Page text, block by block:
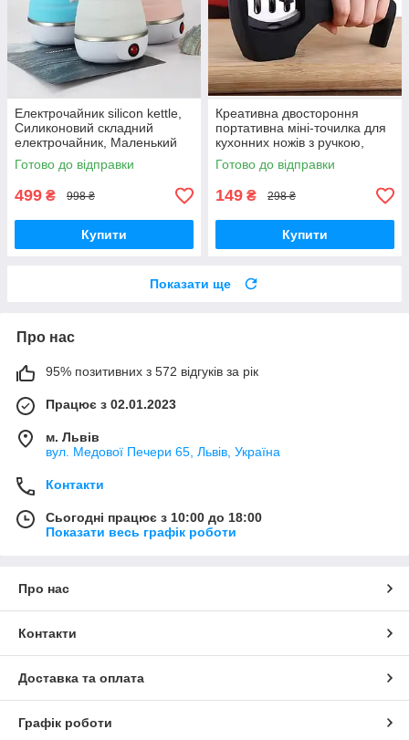
Електрочайник silicon kettle,
Силиконовий складний
електрочайник, Маленький
електрочайник, Портативний
чайник
Готово до відправки
499 ₴ 998 ₴
Купити
Креативна двостороння
портативна міні-точилка для
кухонних ножів з ручкою,
пластикова універсальна
ножеточка
Готово до відправки
149 ₴ 298 ₴
Купити
Показати ще
Про нас
95% позитивних з 572 відгуків за рік
Працює з 02.01.2023
м. Львів
вул. Медової Печери 65, Львів, Україна
Контакти
Сьогодні працює з 10:00 до 18:00
Показати весь графік роботи
Про нас
Контакти
Доставка та оплата
Графік роботи